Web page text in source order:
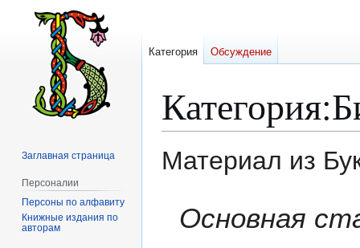
Категория:
Материал из
Основная
Категория Обсуждение
Заглавная страница
Персоналии
Персоны по алфавиту
Книжные издания по
авторам